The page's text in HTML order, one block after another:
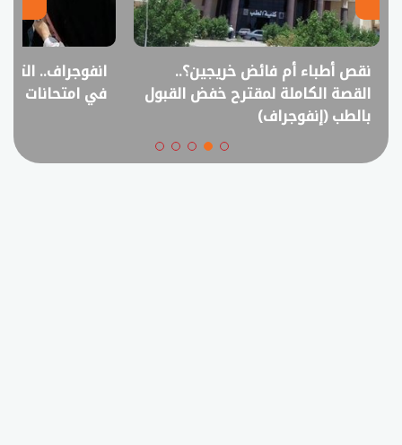
نقص أطباء أم فائض خريجين؟..
القصة الكاملة لمقترح خفض القبول
بالطب (إنفوجراف)
انفوجراف..
في امتحانات